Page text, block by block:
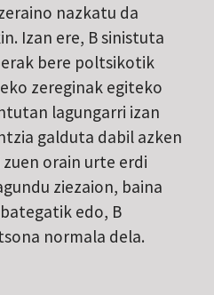
nazkatu da
Izan ere, B sinistuta
bere poltsikotik
zereginak egiteko
lagungarri izan
galduta dabil azken
orain urte erdi
ziezaion, baina
edo, B
normala dela.